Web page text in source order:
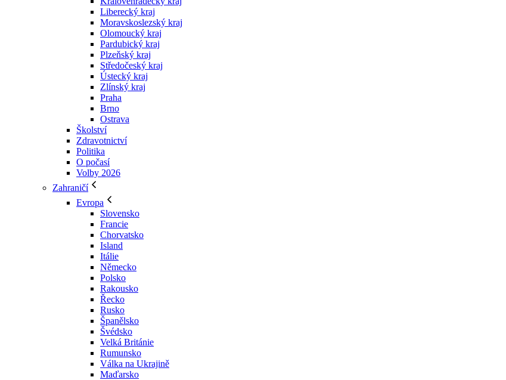
Liberecký kraj
Moravskoslezský kraj
Olomoucký kraj
Pardubický kraj
Plzeňský kraj
Středočeský kraj
Ústecký kraj
Zlínský kraj
Praha
Brno
Ostrava
Školství
Zdravotnictví
Politika
O počasí
Volby 2026
Zahraničí
Evropa
Slovensko
Francie
Chorvatsko
Island
Itálie
Německo
Polsko
Rakousko
Řecko
Rusko
Španělsko
Švédsko
Velká Británie
Rumunsko
Válka na Ukrajině
Maďarsko